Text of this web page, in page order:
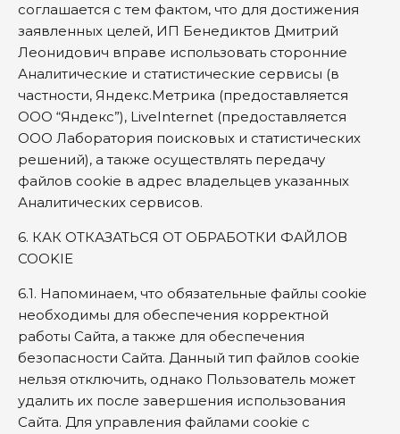
соглашается с тем фактом, что для достижения
заявленных целей, ИП Бенедиктов Дмитрий
Леонидович вправе использовать сторонние
Аналитические и статистические сервисы (в
частности, Яндекс.Метрика (предоставляется
ООО “Яндекс”), LiveInternet (предоставляется
ООО Лаборатория поисковых и статистических
решений), а также осуществлять передачу
файлов cookie в адрес владельцев указанных
Аналитических сервисов.
6. КАК ОТКАЗАТЬСЯ ОТ ОБРАБОТКИ ФАЙЛОВ
COOKIE
6.1. Напоминаем, что обязательные файлы cookie
необходимы для обеспечения корректной
работы Сайта, а также для обеспечения
безопасности Сайта. Данный тип файлов cookie
нельзя отключить, однако Пользователь может
удалить их после завершения использования
Сайта. Для управления файлами cookie с